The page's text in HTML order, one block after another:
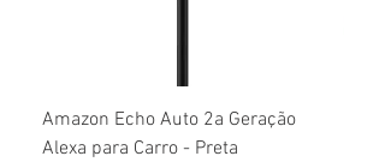
Amazon Echo Auto 2a Geração
Alexa para Carro - Preta